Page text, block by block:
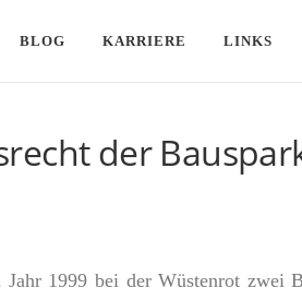
BLOG KARRIERE LINKS
der
1999 bei der Wüstenrot zwei